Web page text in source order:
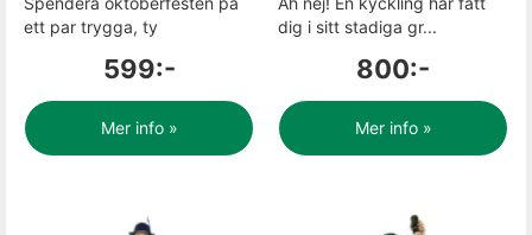
ett par trygga, ty
599:-
Mer info »
dig i sitt stadiga gr...
800:-
Mer info »